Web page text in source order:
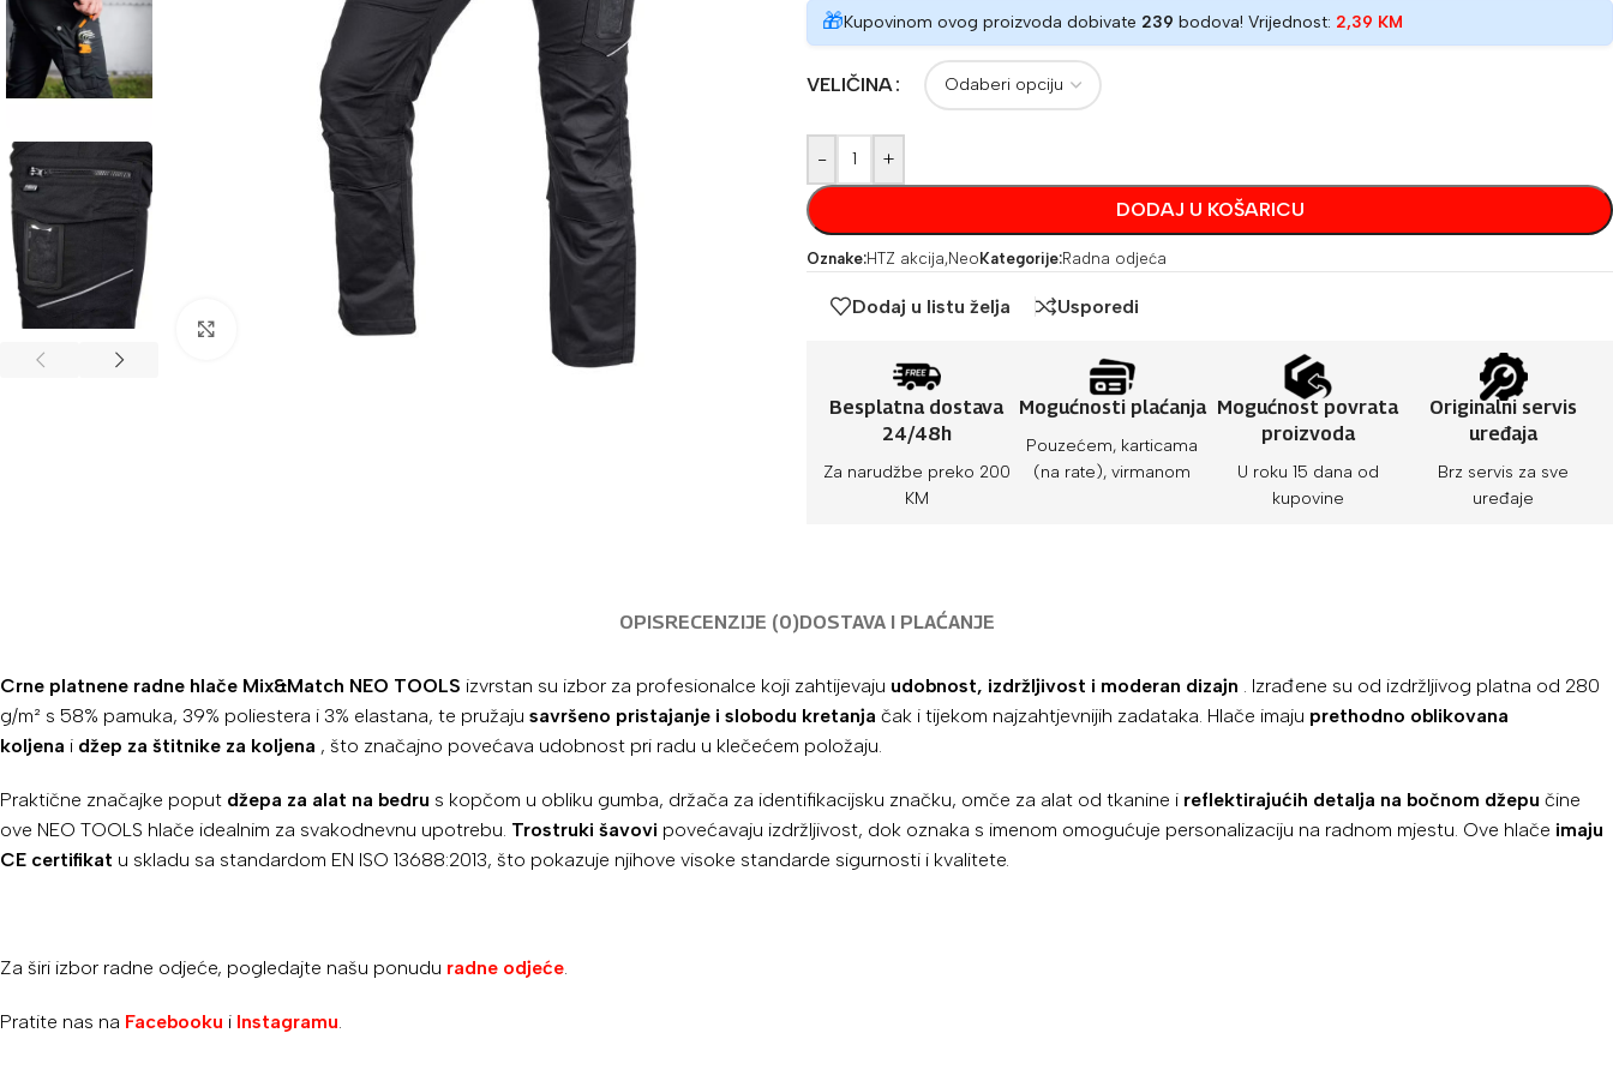
Povećaj sliku
🎁Kupovinom ovog proizvoda dobivate 239 bodova! Vrijednost: 2,39 KM
VELIČINA
- +
DODAJ U KOŠARICU
Oznake:HTZ akcija,NeoKategorije:Radna odjeća
Dodaj u listu želja Usporedi
Besplatna dostava
24/48h
Za narudžbe preko 200
KM
Mogućnosti plaćanja
Pouzećem, karticama
(na rate), virmanom
Mogućnost povrata
proizvoda
U roku 15 dana od
kupovine
Originalni servis
uređaja
Brz servis za sve
uređaje
OPISRECENZIJE (0)DOSTAVA I PLAĆANJE
Crne platnene radne hlače Mix&Match NEO TOOLS izvrstan su izbor za profesionalce koji zahtijevaju udobnost, izdržljivost i moderan dizajn . Izrađene su od izdržljivog platna od 280
g/m² s 58% pamuka, 39% poliestera i 3% elastana, te pružaju savršeno pristajanje i slobodu kretanja čak i tijekom najzahtjevnijih zadataka. Hlače imaju prethodno oblikovana
koljena i džep za štitnike za koljena , što značajno povećava udobnost pri radu u klečećem položaju.
Praktične značajke poput džepa za alat na bedru s kopčom u obliku gumba, držača za identifikacijsku značku, omče za alat od tkanine i reflektirajućih detalja na bočnom džepu čine
ove NEO TOOLS hlače idealnim za svakodnevnu upotrebu. Trostruki šavovi povećavaju izdržljivost, dok oznaka s imenom omogućuje personalizaciju na radnom mjestu. Ove hlače imaju
CE certifikat u skladu sa standardom EN ISO 13688:2013, što pokazuje njihove visoke standarde sigurnosti i kvalitete.
Za širi izbor radne odjeće, pogledajte našu ponudu radne odjeće.
Pratite nas na Facebooku i Instagramu.